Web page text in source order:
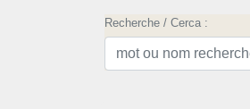
Recherche / Cerca :